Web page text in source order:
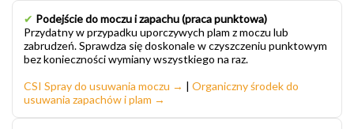
✔ Podejście do moczu i zapachu (praca punktowa)
Przydatny w przypadku uporczywych plam z moczu lub
zabrudzeń. Sprawdza się doskonale w czyszczeniu punktowym
bez konieczności wymiany wszystkiego na raz.
CSI Spray do usuwania moczu → | Organiczny środek do
usuwania zapachów i plam →